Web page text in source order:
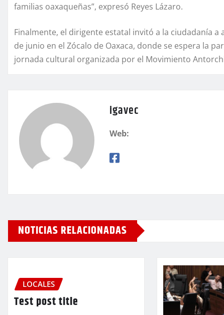
familias oaxaqueñas”, expresó Reyes Lázaro.
Finalmente, el dirigente estatal invitó a la ciudadanía a
de junio en el Zócalo de Oaxaca, donde se espera la
jornada cultural organizada por el Movimiento
igavec
Web:
NOTICIAS RELACIONADAS
LOCALES
Test post title